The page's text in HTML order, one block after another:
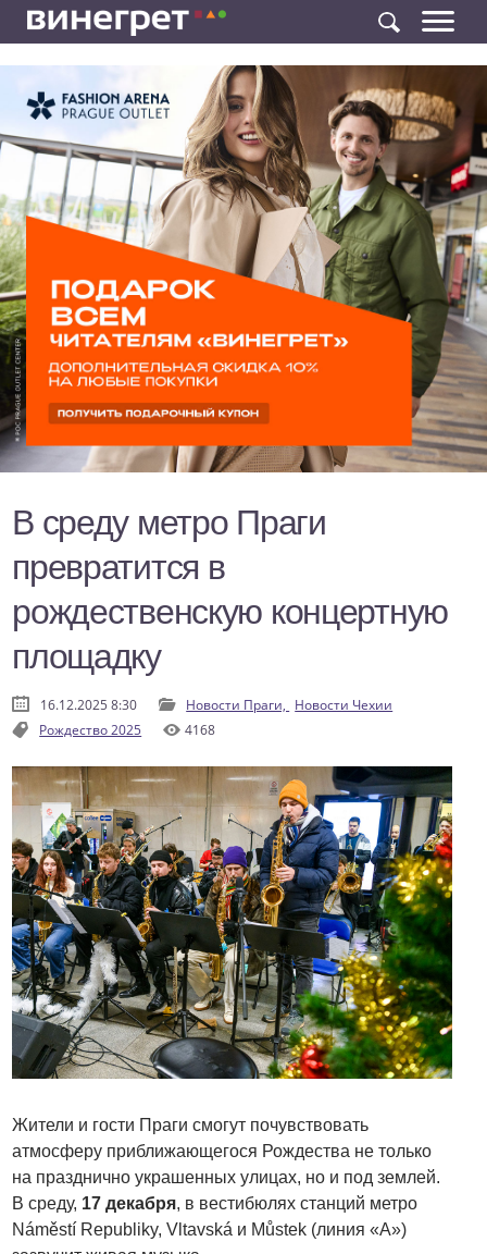
В среду метро Праги
превратится в
рождественскую концертную
площадку
16.12.2025 8:30 Новости Праги, Новости Чехии
Рождество 2025
4168
Жители и гости Праги смогут почувствовать
атмосферу приближающегося Рождества не только
на празднично украшенных улицах, но и под землей.
В среду, 17 декабря, в вестибюлях станций метро
Náměstí Republiky, Vltavská и Můstek (линия «A»)